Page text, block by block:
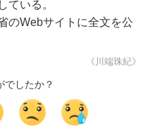
ている。
のWebサイトに全文を公
《川端珠紀》
でしたか？